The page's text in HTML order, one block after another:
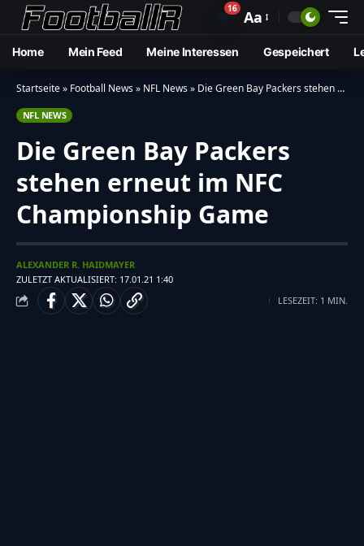
🔔16 Aa
Home Mein Feed Meine Interessen Gespeichert
Startseite» Football News» NFL News» Die Green Bay Packers stehen erneut im NFC Championship Game
NFL NEWS
Die Green Bay Packers
stehen erneut im NFC
Championship Game
ZULETZT AKTUALISIERT: 17.01.21 1:40
ALEXANDER R. HAIDMAYER
LESEZEIT: 1 MIN.